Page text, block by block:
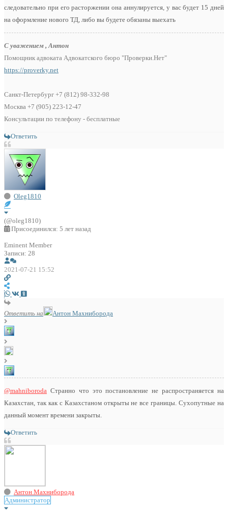
следовательно при его расторжении она аннулируется, у вас будет 15 дней
на оформление нового ТД, либо вы будете обязаны выехать
С уважением , Антон
Помощник адвоката Адвокатского бюро "Проверки.Нет"
https://proverky.net
Санкт-Петербург +7 (812) 98-332-98
Москва +7 (905) 223-12-47
Консультации по телефону - бесплатные
Ответить
Oleg1810
(@oleg1810)
Присоединился: 5 лет назад
Eminent Member
Записи: 28
2021-07-21 15:52
Ответить на Антон Махниборода
@mahniboroda Странно что это постановление не распространяется на
Казахстан, так как с Казахстаном открыты не все границы. Сухопутные на
данный момент времени закрыты.
Ответить
Антон Махниборода
Администратор